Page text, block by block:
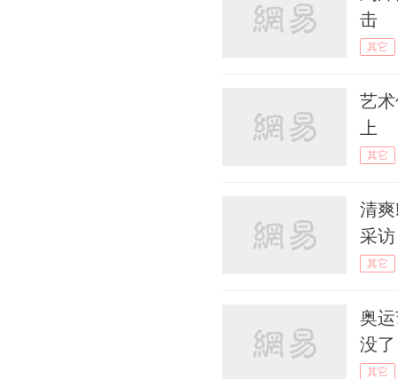
击
其它
艺
上
其它
清
采访
其它
奥
没了
其它